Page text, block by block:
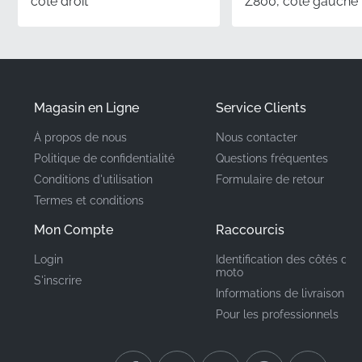
Fabricant Kawasaki
Emplacement de
Carénage latéral*
Type Graphique
Matériau Autocollant vinyle
Choisir des composants Kawasaki authentiques
Magasin en Ligne
À propos de nous
Politique de confidentialité
Conditions d'utilisation
Termes et conditions
Mon Compte
Login
S'inscrire
Service Clients
Nous contacter
Questions fréquentes
Formulaire de retour
Raccourcis
Identification des côtés de
moto
Informations de livraison
Pour les professionnels